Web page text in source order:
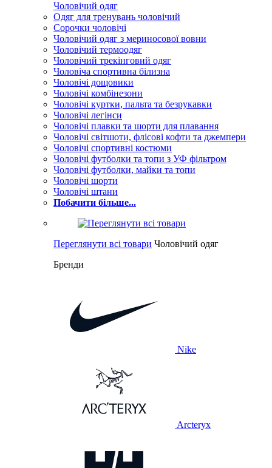
Чоловічий одяг
Одяг для тренувань чоловічий
Сорочки чоловічі
Чоловічий одяг з мериносової вовни
Чоловічий термоодяг
Чоловічий трекінговий одяг
Чоловіча спортивна білизна
Чоловічі дощовики
Чоловічі комбінезони
Чоловічі куртки, пальта та безрукавки
Чоловічі легінси
Чоловічі плавки та шорти для плавання
Чоловічі світшоти, флісові кофти та джемпери
Чоловічі спортивні костюми
Чоловічі футболки та топи з УФ фільтром
Чоловічі футболки, майки та топи
Чоловічі шорти
Чоловічі штани
Побачити більше...
Переглянути всі товари Чоловічий одяг
Бренди
Nike
Arcteryx